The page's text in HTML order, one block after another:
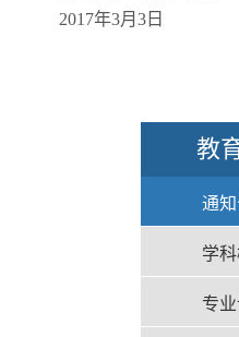
2017年3月3日
教
通
学
专